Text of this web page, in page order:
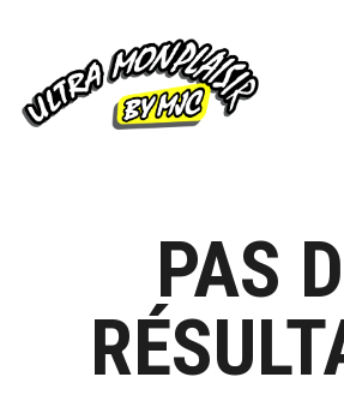
ULTRA
dépassez vous !
PAS